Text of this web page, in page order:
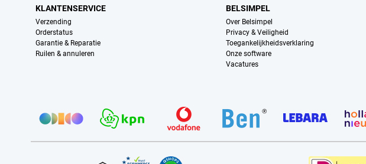
KLANTENSERVICE
Verzending
Orderstatus
Garantie & Reparatie
Ruilen & annuleren
BELSIMPEL
Over Belsimpel
Privacy & Veiligheid
Toegankelijkheidsverklaring
Onze software
Vacatures